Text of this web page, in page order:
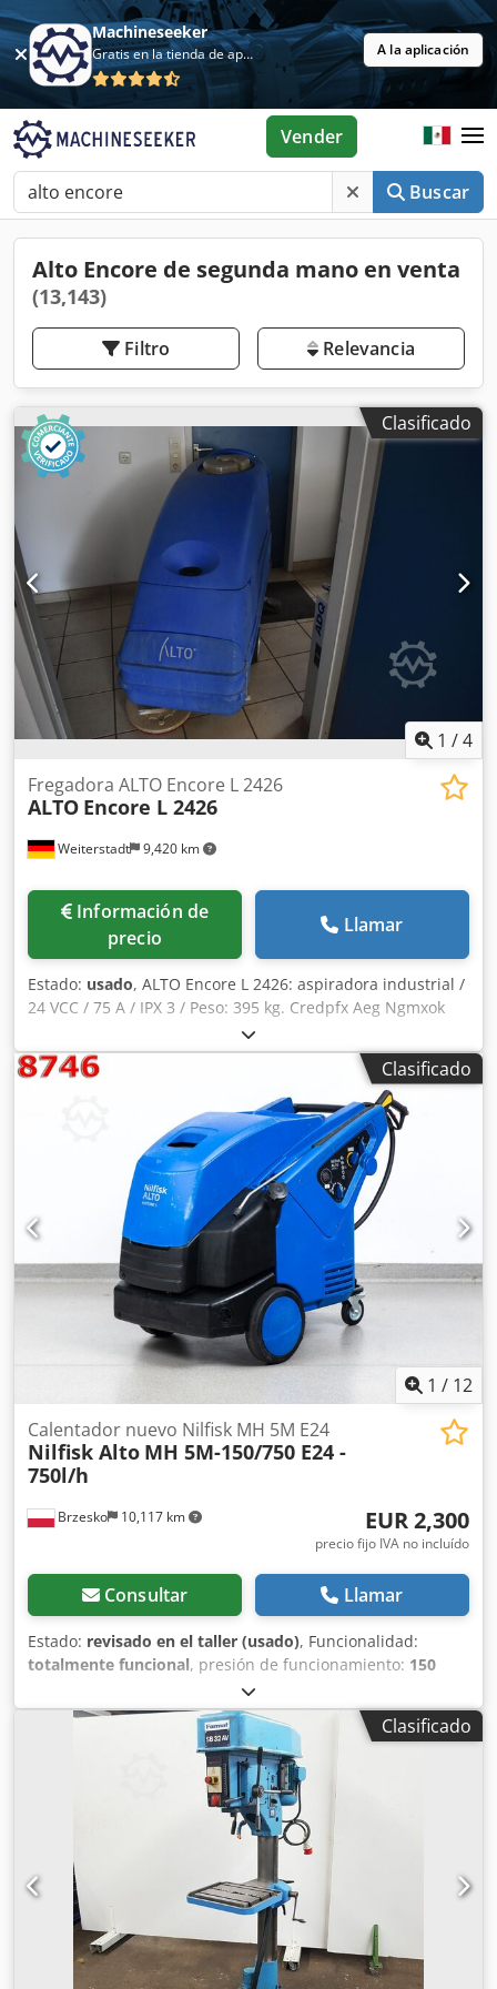
Machineseeker
Gratis en la tienda de aplicaciones A la aplicación
Buscar
Vender
Alto Encore de segunda mano en venta
(13,143)
Filtro Relevancia
Clasificado
1 /4
Weiterstadt 9,420 km
Fregadora ALTO Encore L 2426
ALTO Encore L 2426
Información de
precio
Llamar
Estado: usado, ALTO Encore L 2426: aspiradora industrial /
24 VCC / 75 A / IPX 3 / Peso: 395 kg. Credpfx Aeg Ngmxok
Clasificado
1 / 12
Brzesko 10,117 km
Calentador nuevo Nilfisk MH 5M E24
Nilfisk Alto MH 5M-150/750 E24 -
750l/h
EUR 2,300
precio fijo IVA no incluído
Consultar Llamar
Estado: revisado en el taller (usado), Funcionalidad:
totalmente funcional, presión de funcionamiento: 150
, longitud de la manguera de alta presión:
tensión de entrada:400 V, combustible:electricidad, peso
, duración de la garantía: 6 meses
, La hidrolimpiadora Nilfisk MH 5M-
150/750 es un dispositivo muy eficiente, adecuado incluso
para los trabajos más difíciles en sistemas a gran escala.
Durante la inspección y renovación integral, nuestro
equipo de servicio verificó minuciosamente cada función
de la máquina. Se reemplazaron todas las partes
mecánicas con desgaste por otras nuevas, incluyendo:
pistones cerámicos, sellos, cojinetes y todos los O-rings.
Esto garantiza un funcionamiento prolongado y sin
problemas sin necesidad de realizar inversiones
Clasificado